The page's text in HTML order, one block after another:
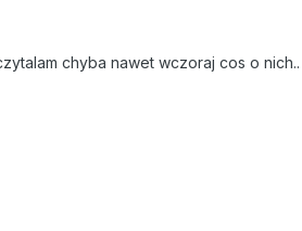
chyba nawet wczoraj cos o